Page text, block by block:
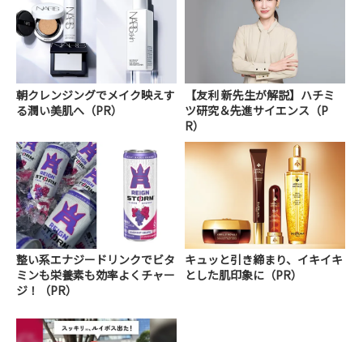
朝クレンジングでメイク映えす
る潤い美肌へ（PR）
【友利 新先生が解説】ハチミ
ツ研究＆先進サイエンス（P
R）
整い系エナジードリンクでビタ
ミンも栄養素も効率よくチャー
ジ！（PR）
キュッと引き締まり、イキイキ
とした肌印象に（PR）